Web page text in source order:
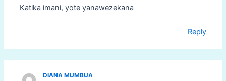
Katika imani, yote yanawezekana
Reply
DIANA MUMBUA